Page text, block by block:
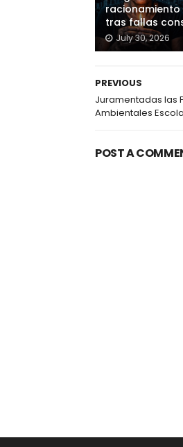
tras fallas
July 30, 2026
PREVIOUS
Juramentadas las
Ambientales
POST A